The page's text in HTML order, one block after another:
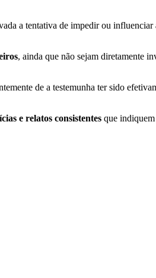
a tentativa de impedir ou influenciar
, ainda que não sejam diretamente
de a testemunha ter sido
e relatos consistentes que